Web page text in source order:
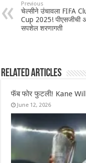
Previous
चेल्सीने उंचावला FIFA
Cup 2025! पीएसजीची
सपशेल शरणागती
Related Articles
फॅब फोर फुटली! Kane
June 12, 2026